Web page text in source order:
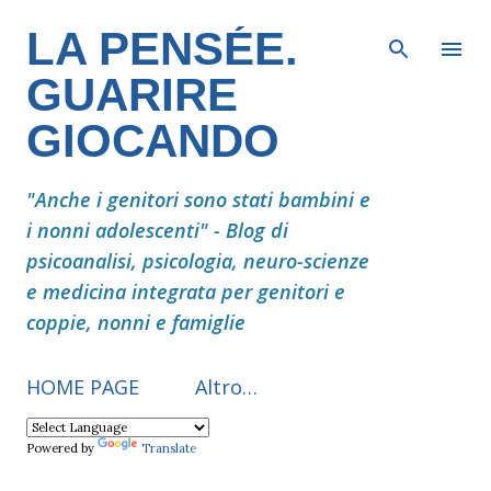
Passa ai contenuti principali
LA PENSÉE.
GUARIRE
GIOCANDO
"Anche i genitori sono stati bambini e
i nonni adolescenti" - Blog di
psicoanalisi, psicologia, neuro-scienze
e medicina integrata per genitori e
coppie, nonni e famiglie
HOME PAGE Altro…
Powered by Translate